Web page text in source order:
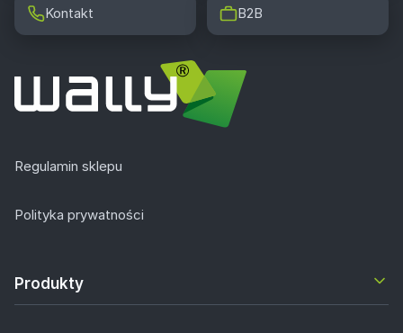
Kontakt B2B
Regulamin sklepu
Polityka prywatności
Produkty